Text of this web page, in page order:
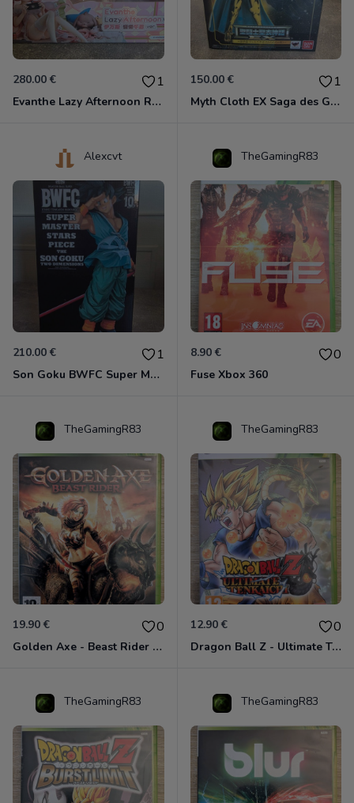
280.00 € 1
Evanthe Lazy Afternoon Red Pride of Eden
150.00 € 1
Myth Cloth EX Saga des Gémeaux
Alexcvt
210.00 € 1
Son Goku BWFC Super Master Stars
TheGamingR83
8.90 € 0
Fuse Xbox 360
TheGamingR83
19.90 € 0
Golden Axe - Beast Rider Xbox 360
TheGamingR83
12.90 € 0
Dragon Ball Z - Ultimate Tenkaichi Xbox 360
TheGamingR83 TheGamingR83